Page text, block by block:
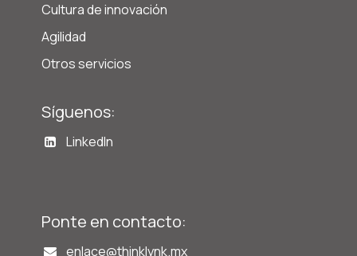
Cultura de innovación
Agilidad
Otros servicios
Síguenos:
LinkedIn
Ponte en contacto:
enlace@thinklynk.mx